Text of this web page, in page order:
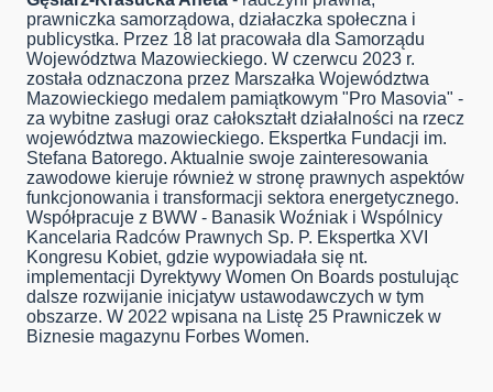
prawniczka samorządowa, działaczka społeczna i
publicystka. Przez 18 lat pracowała dla Samorządu
Województwa Mazowieckiego. W czerwcu 2023 r.
została odznaczona przez Marszałka Województwa
Mazowieckiego medalem pamiątkowym "Pro Masovia" -
za wybitne zasługi oraz całokształt działalności na rzecz
województwa mazowieckiego. Ekspertka Fundacji im.
Stefana Batorego. Aktualnie swoje zainteresowania
zawodowe kieruje również w stronę prawnych aspektów
funkcjonowania i transformacji sektora energetycznego.
Współpracuje z BWW - Banasik Woźniak i Wspólnicy
Kancelaria Radców Prawnych Sp. P. Ekspertka XVI
Kongresu Kobiet, gdzie wypowiadała się nt.
implementacji Dyrektywy Women On Boards postulując
dalsze rozwijanie inicjatyw ustawodawczych w tym
obszarze. W 2022 wpisana na Listę 25 Prawniczek w
Biznesie magazynu Forbes Women.